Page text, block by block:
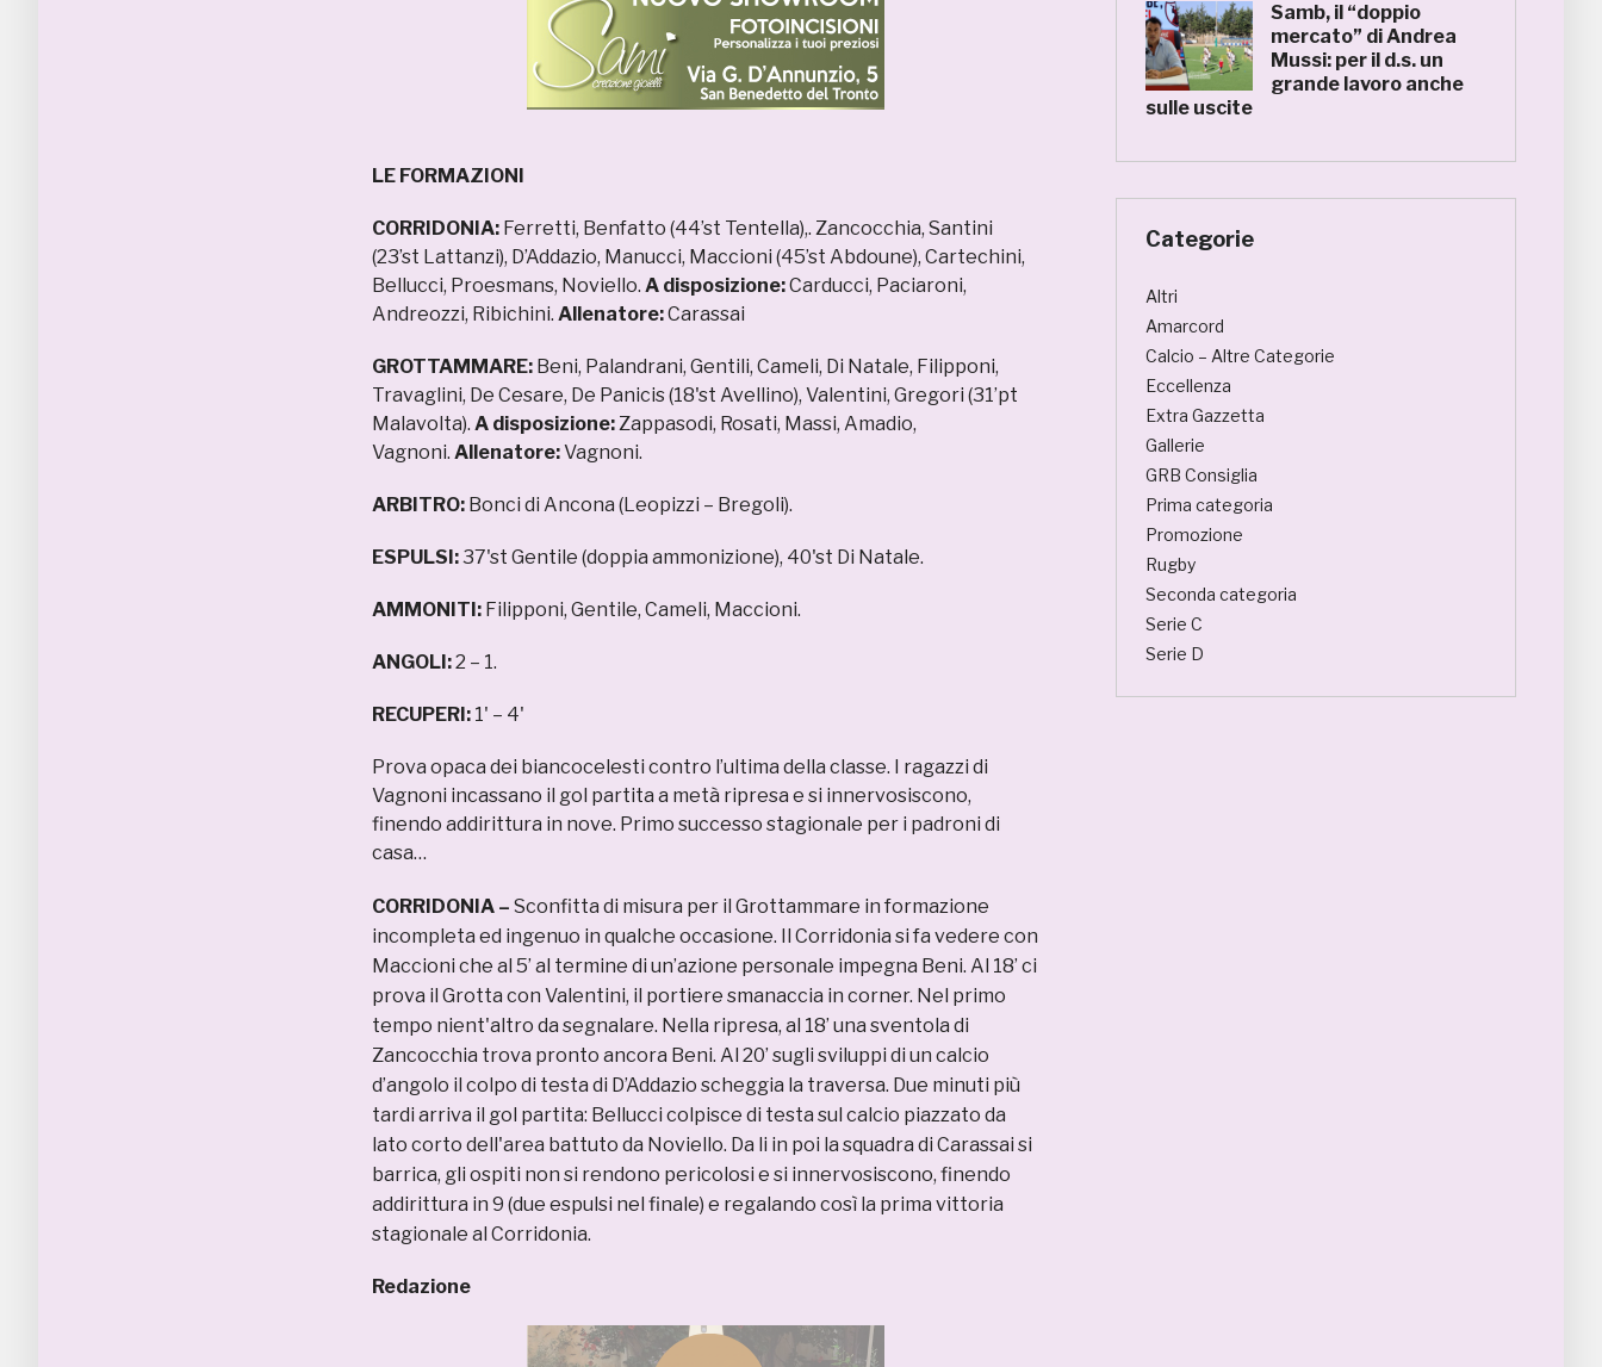
LE FORMAZIONI
CORRIDONIA: Ferretti, Benfatto (44’st Tentella),. Zancocchia, Santini
(23’st Lattanzi), D’Addazio, Manucci, Maccioni (45’st Abdoune), Cartechini,
Bellucci, Proesmans, Noviello. A disposizione:Carducci, Paciaroni,
Andreozzi, Ribichini. Allenatore:Carassai
GROTTAMMARE: Beni, Palandrani, Gentili, Cameli, Di Natale, Filipponi,
Travaglini, De Cesare, De Panicis (18'st Avellino), Valentini, Gregori (31’pt
Malavolta). A disposizione:Zappasodi, Rosati, Massi, Amadio,
Vagnoni. Allenatore:Vagnoni.
ARBITRO: Bonci di Ancona (Leopizzi – Bregoli).
ESPULSI:37'st Gentile (doppia ammonizione), 40'st Di Natale.
AMMONITI: Filipponi, Gentile, Cameli, Maccioni.
ANGOLI:2 – 1.
RECUPERI: 1' – 4'
Prova opaca dei biancocelesti contro l’ultima della classe. I ragazzi di
Vagnoni incassano il gol partita a metà ripresa e si innervosiscono,
finendo addirittura in nove. Primo successo stagionale per i padroni di
casa…
CORRIDONIA – Sconfitta di misura per il Grottammare in formazione
incompleta ed ingenuo in qualche occasione. Il Corridonia si fa vedere con
Maccioni che al 5’ al termine di un’azione personale impegna Beni. Al 18’ ci
prova il Grotta con Valentini, il portiere smanaccia in corner. Nel primo
tempo nient'altro da segnalare. Nella ripresa, al 18’ una sventola di
Zancocchia trova pronto ancora Beni. Al 20’ sugli sviluppi di un calcio
d’angolo il colpo di testa di D’Addazio scheggia la traversa. Due minuti più
tardi arriva il gol partita: Bellucci colpisce di testa sul calcio piazzato da
lato corto dell'area battuto da Noviello. Da li in poi la squadra di Carassai si
barrica, gli ospiti non si rendono pericolosi e si innervosiscono, finendo
addirittura in 9 (due espulsi nel finale) e regalando così la prima vittoria
stagionale al Corridonia.
Redazione
Samb, il “doppio
mercato” di Andrea
Mussi: per il d.s. un
grande lavoro anche
sulle uscite
Categorie
Altri
Amarcord
Calcio – Altre Categorie
Eccellenza
Extra Gazzetta
Gallerie
GRB Consiglia
Prima categoria
Promozione
Rugby
Seconda categoria
Serie C
Serie D